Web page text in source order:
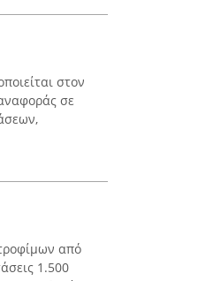
στον
σε
από
1.500